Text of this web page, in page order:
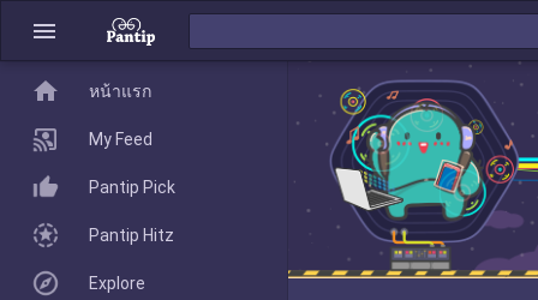
menu
home
Pantip Pick
home หน้าแรก
My Feed
Pantip Pick
Pantip Hitz
Explore